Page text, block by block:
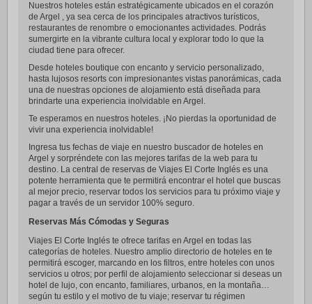
Nuestros hoteles están estratégicamente ubicados en el corazón
de Argel , ya sea cerca de los principales atractivos turísticos,
restaurantes de renombre o emocionantes actividades. Podrás
sumergirte en la vibrante cultura local y explorar todo lo que la
ciudad tiene para ofrecer.
Desde hoteles boutique con encanto y servicio personalizado,
hasta lujosos resorts con impresionantes vistas panorámicas, cada
una de nuestras opciones de alojamiento está diseñada para
brindarte una experiencia inolvidable en Argel.
Te esperamos en nuestros hoteles. ¡No pierdas la oportunidad de
vivir una experiencia inolvidable!
Ingresa tus fechas de viaje en nuestro buscador de hoteles en
Argel y sorpréndete con las mejores tarifas de la web para tu
destino. La central de reservas de Viajes El Corte Inglés es una
potente herramienta que te permitirá encontrar el hotel que buscas
al mejor precio, reservar todos los servicios para tu próximo viaje y
pagar a través de un servidor 100% seguro.
Reservas Más Cómodas y Seguras
Viajes El Corte Inglés te ofrece tarifas en Argel en todas las
categorías de hoteles. Nuestro amplio directorio de hoteles en te
permitirá escoger, marcando en los filtros, entre hoteles con unos
servicios u otros; por perfil de alojamiento seleccionar si deseas un
hotel de lujo, con encanto, familiares, urbanos, en la montaña…
según tu estilo y el motivo de tu viaje; reservar tu régimen